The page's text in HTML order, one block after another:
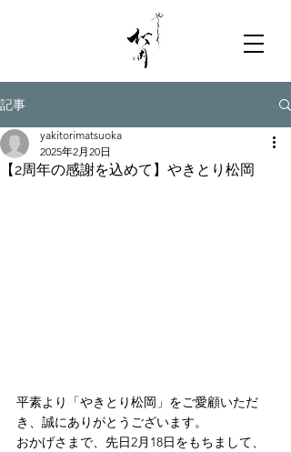
記事
【2周年の感謝を込めて】やきとり松岡
yakitorimatsuoka
2025年2月20日
平素より「やきとり松岡」をご愛顧いただ
き、誠にありがとうございます。
おかげさまで、先日2月18日をもちまして、